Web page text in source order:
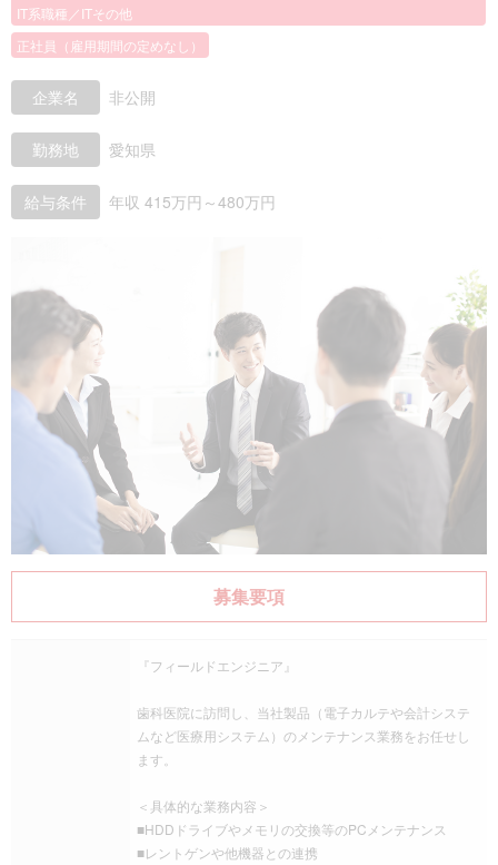
IT系職種／ITその他
正社員（雇用期間の定めなし）
企業名 非公開
勤務地 愛知県
給与条件 年収 415万円～480万円
募集要項
『フィールドエンジニア』
歯科医院に訪問し、当社製品（電子カルテや会計システ
ムなど医療用システム）のメンテナンス業務をお任せし
ます。
＜具体的な業務内容＞
■HDDドライブやメモリの交換等のPCメンテナンス
■レントゲンや他機器との連携